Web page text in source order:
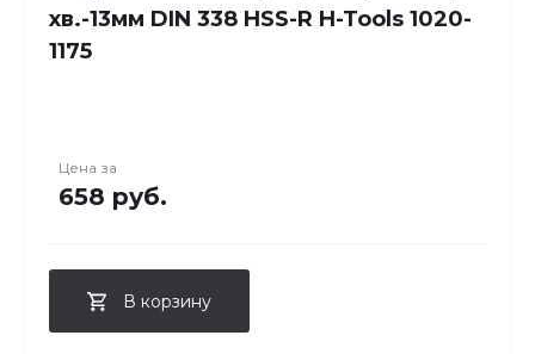
хв.-13мм DIN 338 HSS-R H-Tools 1020-
1175
Цена за
658 руб.
В корзину